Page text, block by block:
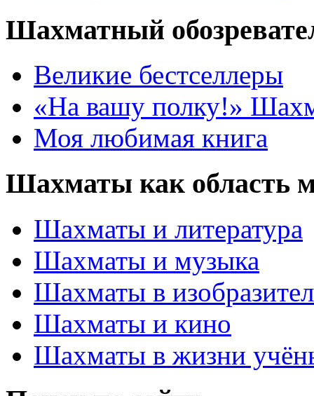
Шахматный
Великие бестселлеры
«На вашу полку!»
Моя любимая книга
Шахматы как область
Шахматы и литература
Шахматы и музыка
Шахматы в
Шахматы и кино
Шахматы в жизни